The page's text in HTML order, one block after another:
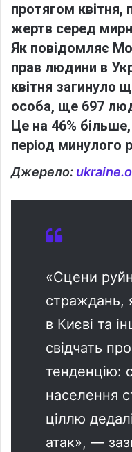
протягом квітня,
жертв серед
Як повідомляє
прав людини в
квітня загинуло
особа, ще 697
Це на 46% більше
період минулого
Джерело:
«Сцени
страждань,
в Києві та
свідчать
тенденцію:
населення
ціллю
атак», —